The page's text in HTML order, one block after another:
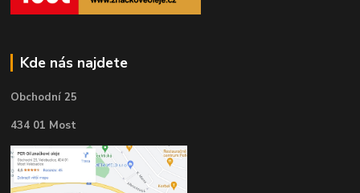
Kde nás najdete
Obchodní 25
434 01 Most